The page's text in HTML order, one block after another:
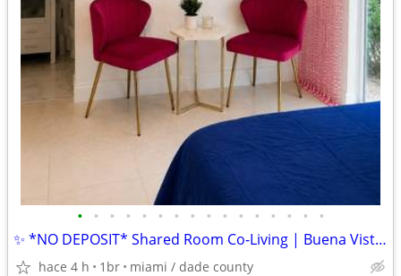
• • • • • • • • • • • • • • • •
✨ *NO DEPOSIT* Shared Room Co-Living | Buena Vista | Design District | Wynwood
hace 4 h 1br miami / dade county